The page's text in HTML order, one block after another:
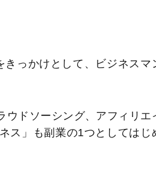
っかけとして、ビジネスマ
ウドソーシング、アフィリエ
ス」も副業の1つとしてはじ